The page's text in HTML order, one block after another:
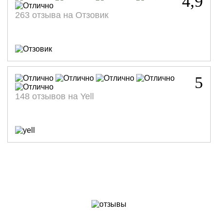
263 отзыва на Отзовик
5
148 отзывов на Yell